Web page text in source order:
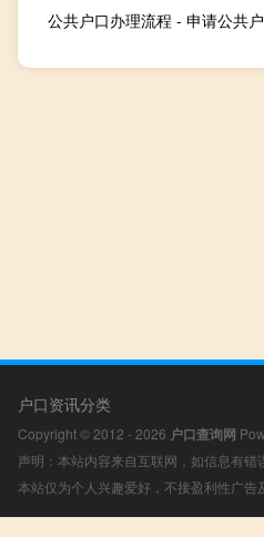
公共户口办理流程 - 申请公共
户口资讯分类
Copyright © 2012 - 2026 户口查询网
声明：本站内容来自互联网，如信息有
本站仅为个人兴趣爱好，不接盈利性广告